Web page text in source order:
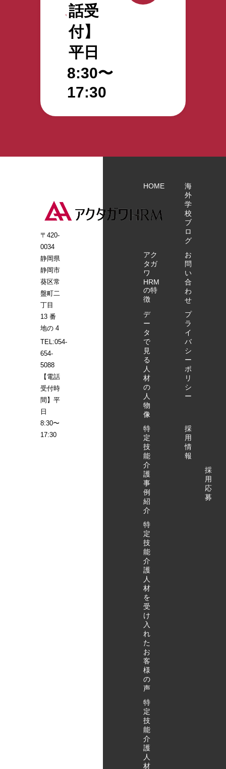
多機
能」
ム」
で介
ンマ
度の
日本
でし
か。
話受
付】
平日
8:30〜
17:30
〒420-
0034
静岡県
静岡市
葵区常
盤町二
丁目
13 番
地の 4
TEL:054-
654-
5088
【電話
受付時
間】平
日
8:30〜
17:30
HOME
アク
タガ
ワ
HRM
の特
徴
デ
ー
タ
で
見
る
人
材
の
人
物
像
特
定
技
能
介
護
事
例
紹
介
特
定
技
能
介
護
人
材
を
受
け
入
れ
た
お
客
様
の
声
特
定
技
能
介
護
人
材
海
外
学
校
ブ
ロ
グ
お
問
い
合
わ
せ
プ
ラ
イ
バ
シ
ー
ポ
リ
シ
ー
採
用
情
報
採
用
応
募